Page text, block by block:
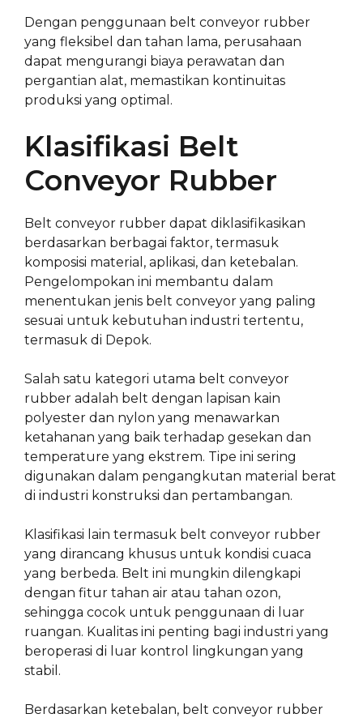
Dengan penggunaan belt conveyor rubber
yang fleksibel dan tahan lama, perusahaan
dapat mengurangi biaya perawatan dan
pergantian alat, memastikan kontinuitas
produksi yang optimal.
Klasifikasi Belt
Conveyor Rubber
Belt conveyor rubber dapat diklasifikasikan
berdasarkan berbagai faktor, termasuk
komposisi material, aplikasi, dan ketebalan.
Pengelompokan ini membantu dalam
menentukan jenis belt conveyor yang paling
sesuai untuk kebutuhan industri tertentu,
termasuk di Depok.
Salah satu kategori utama belt conveyor
rubber adalah belt dengan lapisan kain
polyester dan nylon yang menawarkan
ketahanan yang baik terhadap gesekan dan
temperature yang ekstrem. Tipe ini sering
digunakan dalam pengangkutan material berat
di industri konstruksi dan pertambangan.
Klasifikasi lain termasuk belt conveyor rubber
yang dirancang khusus untuk kondisi cuaca
yang berbeda. Belt ini mungkin dilengkapi
dengan fitur tahan air atau tahan ozon,
sehingga cocok untuk penggunaan di luar
ruangan. Kualitas ini penting bagi industri yang
beroperasi di luar kontrol lingkungan yang
stabil.
Berdasarkan ketebalan, belt conveyor rubber